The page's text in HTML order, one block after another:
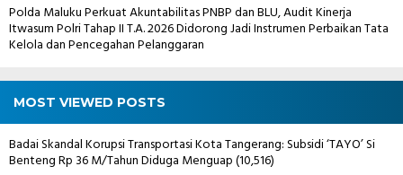
Polda Maluku Perkuat Akuntabilitas PNBP dan BLU, Audit Kinerja
Itwasum Polri Tahap II T.A. 2026 Didorong Jadi Instrumen Perbaikan Tata
Kelola dan Pencegahan Pelanggaran
MOST VIEWED POSTS
Badai Skandal Korupsi Transportasi Kota Tangerang: Subsidi ‘TAYO’ Si
Benteng Rp 36 M/Tahun Diduga Menguap(10,516)